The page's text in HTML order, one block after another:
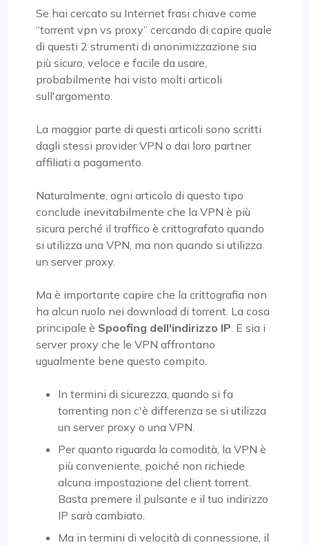
Se hai cercato su Internet frasi chiave come
“torrent vpn vs proxy” cercando di capire quale
di questi 2 strumenti di anonimizzazione sia
più sicuro, veloce e facile da usare,
probabilmente hai visto molti articoli
sull'argomento.
La maggior parte di questi articoli sono scritti
dagli stessi provider VPN o dai loro partner
affiliati a pagamento.
Naturalmente, ogni articolo di questo tipo
conclude inevitabilmente che la VPN è più
sicura perché il traffico è crittografato quando
si utilizza una VPN, ma non quando si utilizza
un server proxy.
Ma è importante capire che la crittografia non
ha alcun ruolo nei download di torrent. La cosa
principale è Spoofing dell'indirizzo IP . E sia i
server proxy che le VPN affrontano
ugualmente bene questo compito.
In termini di sicurezza, quando si fa
torrenting non c'è differenza se si utilizza
un server proxy o una VPN.
Per quanto riguarda la comodità, la VPN è
più conveniente, poiché non richiede
alcuna impostazione del client torrent.
Basta premere il pulsante e il tuo indirizzo
IP sarà cambiato.
Ma in termini di velocità di connessione, il